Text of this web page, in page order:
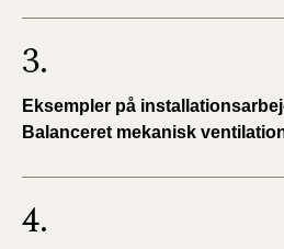
2019)
BR18 (1/7-31/12
3.
Eksempler på
Balanceret mekanisk
4.